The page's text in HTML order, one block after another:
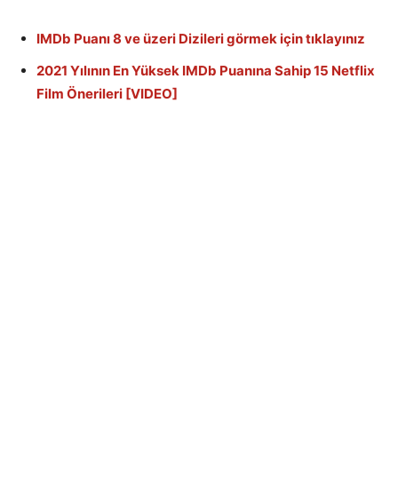
IMDb Puanı 8 ve üzeri Dizileri görmek için tıklayınız
2021 Yılının En Yüksek IMDb Puanına Sahip 15 Netflix
Film Önerileri [VIDEO]